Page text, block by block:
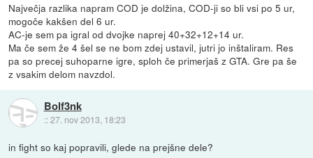
Največja razlika napram COD je dolžina, COD-ji so bli vsi po 5 ur,
mogoče kakšen del 6 ur.
AC-je sem pa igral od dvojke naprej 40+32+12+14 ur.
Ma če sem že 4 šel se ne bom zdej ustavil, jutri jo inštaliram. Res
pa so precej suhoparne igre, sploh če primerjaš z GTA. Gre pa še
z vsakim delom navzdol.
Bolf3nk
::27. nov 2013, 18:23
in fight so kaj popravili, glede na prejšne dele?